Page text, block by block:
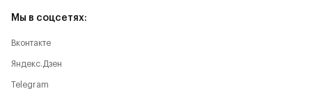
Мы в соцсетях:
Вконтакте
Яндекс.Дзен
Telegram